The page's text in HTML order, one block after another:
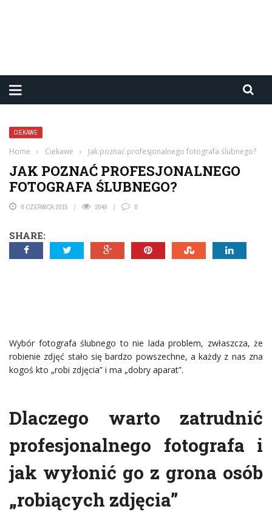
CIEKAWE
Home › Ciekawe › Jak poznać profesjonalnego fotografa ślubnego?
JAK POZNAĆ PROFESJONALNEGO
FOTOGRAFA ŚLUBNEGO?
8 CZERWCA 2015 2049 0
SHARE:
Wybór fotografa ślubnego to nie lada problem, zwłaszcza, że
robienie zdjęć stało się bardzo powszechne, a każdy z nas zna
kogoś kto „robi zdjęcia” i ma „dobry aparat”.
Dlaczego warto zatrudnić
profesjonalnego fotografa i
jak wyłonić go z grona osób
„robiących zdjęcia”